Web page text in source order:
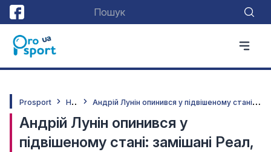
Prosport Н
овини А
ндрій Лунін опинився у підвішеному стані: замішані Реал, Манчестер Юнайтед та Саудівська Аравія
Андрій Лунін опинився у
підвішеному стані: замішані Реал,